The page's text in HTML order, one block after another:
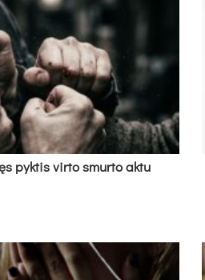
pyk­tis vir­to smur­to ak­tu